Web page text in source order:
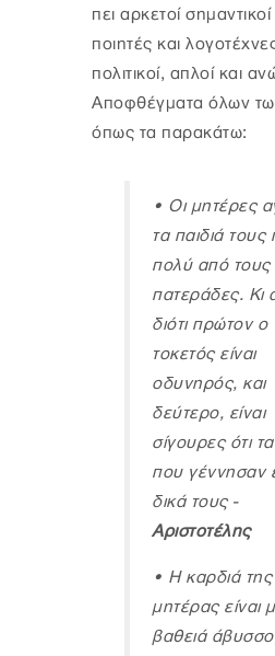
πει αρκετοί
ποιητές και
πολιτικοί, απλοί και
Αποφθέγματα όλων
όπως τα παρακάτω:
• Οι μητέρες
τα παιδιά τους
πολύ από τους
πατεράδες. Κι
διότι πρώτον ο
τοκετός είναι
οδυνηρός, και
δεύτερο, είναι
σίγουρες ότι
που γέννησαν
δικά τους -
Αριστοτέλης
• Η καρδιά της
μητέρας είναι
βαθειά